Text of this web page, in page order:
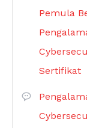
Pemula
Sertifikat